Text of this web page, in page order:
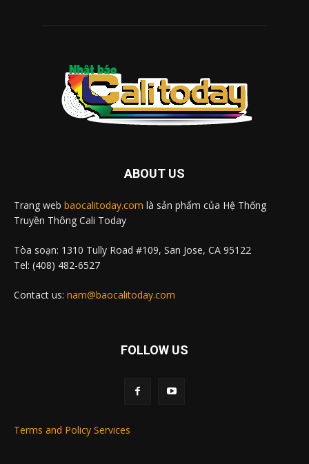
ABOUT US
Trang web baocalitoday.com là sản phẩm của Hệ Thống
Truyền Thông Cali Today
Tòa soạn: 1310 Tully Road #109, San Jose, CA 95122
Tel: (408) 482-6527
Contact us: nam@baocalitoday.com
FOLLOW US
Terms and Policy Services